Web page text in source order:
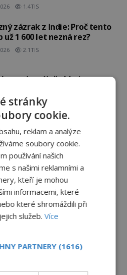
1.4TIS
zázrak z Indie: Proč tento
už 1 600 let nezná rez?
2.1TIS
o válečné lsti:
vypasené králíky?
3.3TIS
Piriho Reise: Zakázané
starověku, nebo jen
práce osmanského
3.3TIS
Richard Dreyfuss a
2.3TIS
zábavní parky: Straší tu
stránky
cookie.
reklam a analýze
soubory cookie.
používání našich
s našimi reklamními a
kteří je mohou
informacemi, které
které shromáždili při
služeb.Více
PARTNERY (1616)